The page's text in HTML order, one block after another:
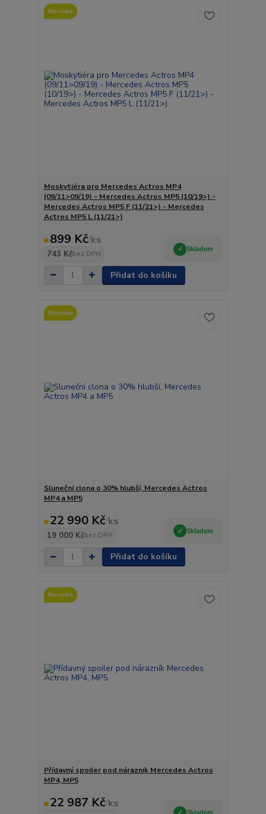
Novinka
Moskytiéra pro Mercedes Actros MP4
(09/11>09/19) - Mercedes Actros MP5 (10/19>) -
Mercedes Actros MP5 F (11/21>) - Mercedes
Actros MP5 L (11/21>)
899 Kč/ks
743 Kčbez DPH
Skladem
Přidat do košíku
Novinka
Sluneční clona o 30% hlubší, Mercedes Actros
MP4 a MP5
22 990 Kč/ks
19 000 Kčbez DPH
Skladem
Přidat do košíku
Novinka
Přídavný spoiler pod nárazník Mercedes Actros
MP4, MP5
22 987 Kč/ks
Skladem